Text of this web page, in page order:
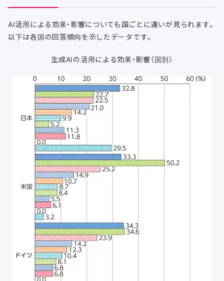
AI活用による効果・影響についても国ごとに違いが見られます。
以下は各国の回答傾向を示したデータです。
生成AIの活用による効果・影響（国別）